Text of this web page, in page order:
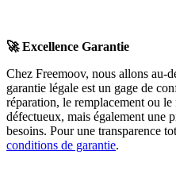
🚀Excellence Garantie
Chez Freemoov, nous allons au-
garantie légale est un gage de
réparation, le remplacement ou
défectueux, mais également une
besoins. Pour une transparence
conditions de garantie.